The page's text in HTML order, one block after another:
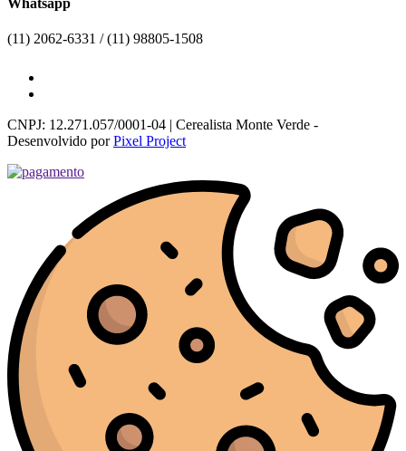
Whatsapp
(11) 2062-6331 / (11) 98805-1508
CNPJ: 12.271.057/0001-04 | Cerealista Monte Verde -
Desenvolvido porPixel Project